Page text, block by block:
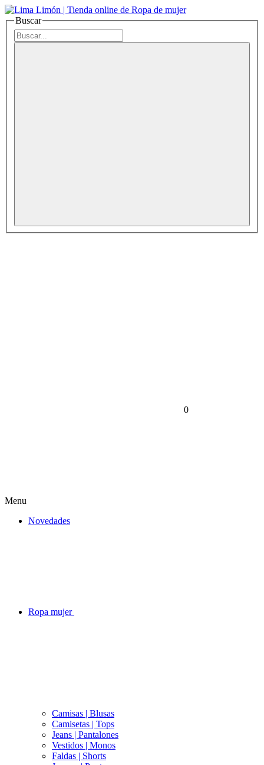
Buscar
0
Menu
Novedades
Ropa mujer
Camisas | Blusas
Camisetas | Tops
Jeans | Pantalones
Vestidos | Monos
Faldas | Shorts